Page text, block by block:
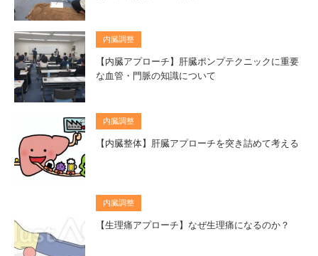
内臓調整
【内臓アプローチ】肝臓ポンプテクニックに重要
な血管・門脈の知識について
内臓調整
【内臓整体】肝臓アプローチを突き詰めて考える
内臓調整
【生理痛アプローチ】なぜ生理痛になるのか？